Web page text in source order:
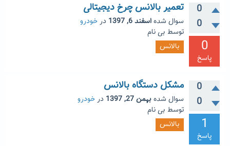
0
0
0
پاسخ
تعمیر بالانس چرخ دیجیتالی
سوال شدهاسفند 6, 1397 درخودرو
توسط بی نام
بالانس
0
0
1
پاسخ
مشکل دستگاه بالانس
سوال شدهبهمن 27, 1397 درخودرو
توسط بی نام
بالانس